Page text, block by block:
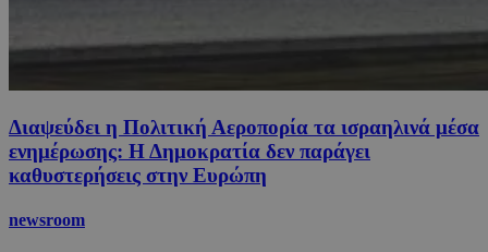
Διαψεύδει η Πολιτική Αεροπορία τα ισραηλινά μέσα
ενημέρωσης: Η Δημοκρατία δεν παράγει
καθυστερήσεις στην Ευρώπη
newsroom